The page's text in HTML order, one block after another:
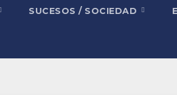
SUCESOS / SOCIEDAD